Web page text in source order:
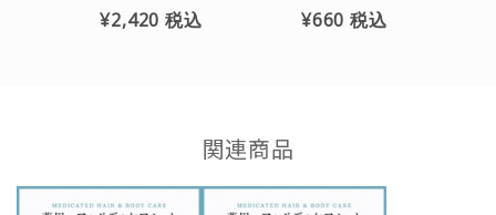
ヘキシルエーテル、ヤシ油脂肪酸N-メチルエタノールアミド、
¥2,420税込 ¥660税込
関連商品